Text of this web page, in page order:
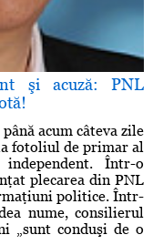
şi acuză: PNL
acum câteva zile
fotoliul de primar al
Într-o
plecarea din PNL
politice. Într-
nume, consilierul
„sunt conduşi de o